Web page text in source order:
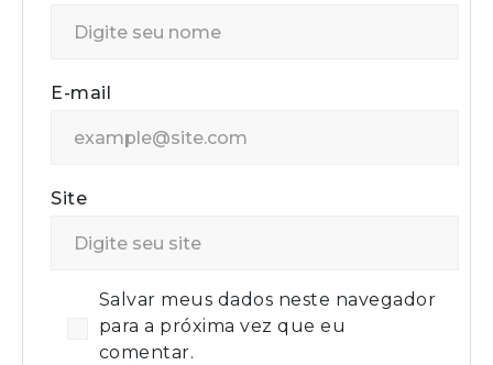
E-mail
Site
Salvar meus dados neste navegador
para a próxima vez que eu
comentar.